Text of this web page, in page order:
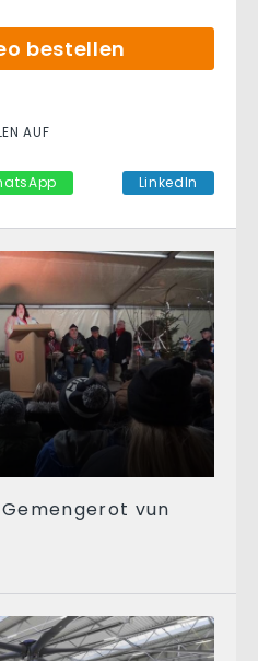
vun
bestellen
AUF
LinkedIn